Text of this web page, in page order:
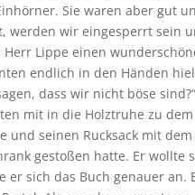
Sie waren aber gut
werden wir eingesperrt sein
Lippe einen
endlich in den Händen
dass wir nicht böse
mit in die Holztruhe zu
und seinen Rucksack mit
gestoßen hatte. Er wollte
er sich das Buch genauer an.